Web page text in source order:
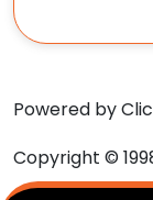
Powered by
Copyright ©